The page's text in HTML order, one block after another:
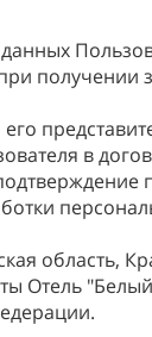
получении
в
область,
Отель